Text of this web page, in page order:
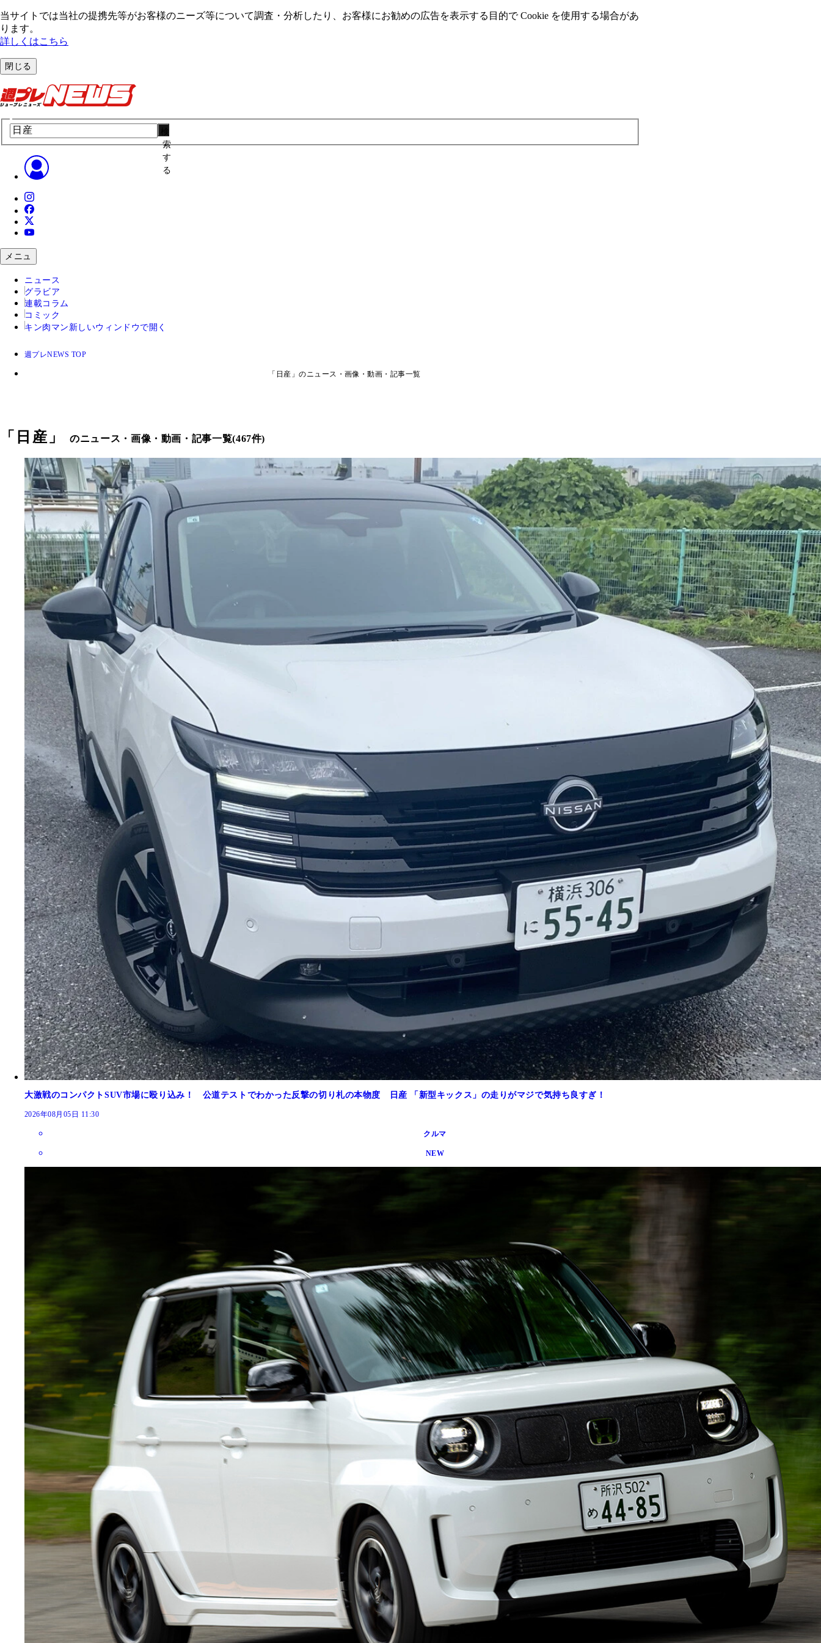
当サイトでは当社の提携先等がお客様のニーズ等について調査・分析したり、お客様にお勧めの広告を表⽰する⽬的で Cookie を使⽤する場合があ
ります。
詳しくはこちら
閉じる
索
す
る
メニュ
ニュース
グラビア
連載コラム
コミック
キン肉マン 新しいウィンドウで開く
週プレNEWS TOP
「日産」のニュース・画像・動画・記事一覧
「 日産 」のニュース・画像・動画・記事一覧(467件)
大激戦のコンパクトSUV市場に殴り込み！ 公道テストでわかった反撃の切り札の本物度 日産 「新型キックス」の走りがマジで気持ち良すぎ！
2026年08月05日 11:30
クルマ
NEW